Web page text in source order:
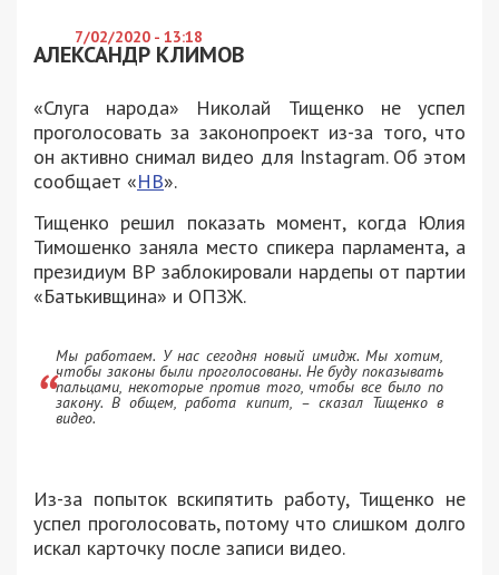
7/02/2020 - 13:18
АЛЕКСАНДР КЛИМОВ
«Слуга народа» Николай Тищенко не успел
проголосовать за законопроект из-за того, что
он активно снимал видео для Instagram. Об этом
сообщает «НВ».
Тищенко решил показать момент, когда Юлия
Тимошенко заняла место спикера парламента, а
президиум ВР заблокировали нардепы от партии
«Батькивщина» и ОПЗЖ.
Мы работаем. У нас сегодня новый имидж. Мы хотим,
чтобы законы были проголосованы. Не буду показывать
пальцами, некоторые против того, чтобы все было по
закону. В общем, работа кипит, – сказал Тищенко в
видео.
Из-за попыток вскипятить работу, Тищенко не
успел проголосовать, потому что слишком долго
искал карточку после записи видео.